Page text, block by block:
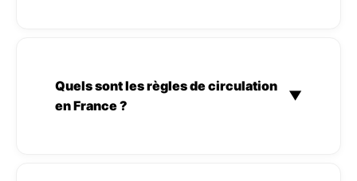
Quels sont les règles de circulation
en France ?
▼